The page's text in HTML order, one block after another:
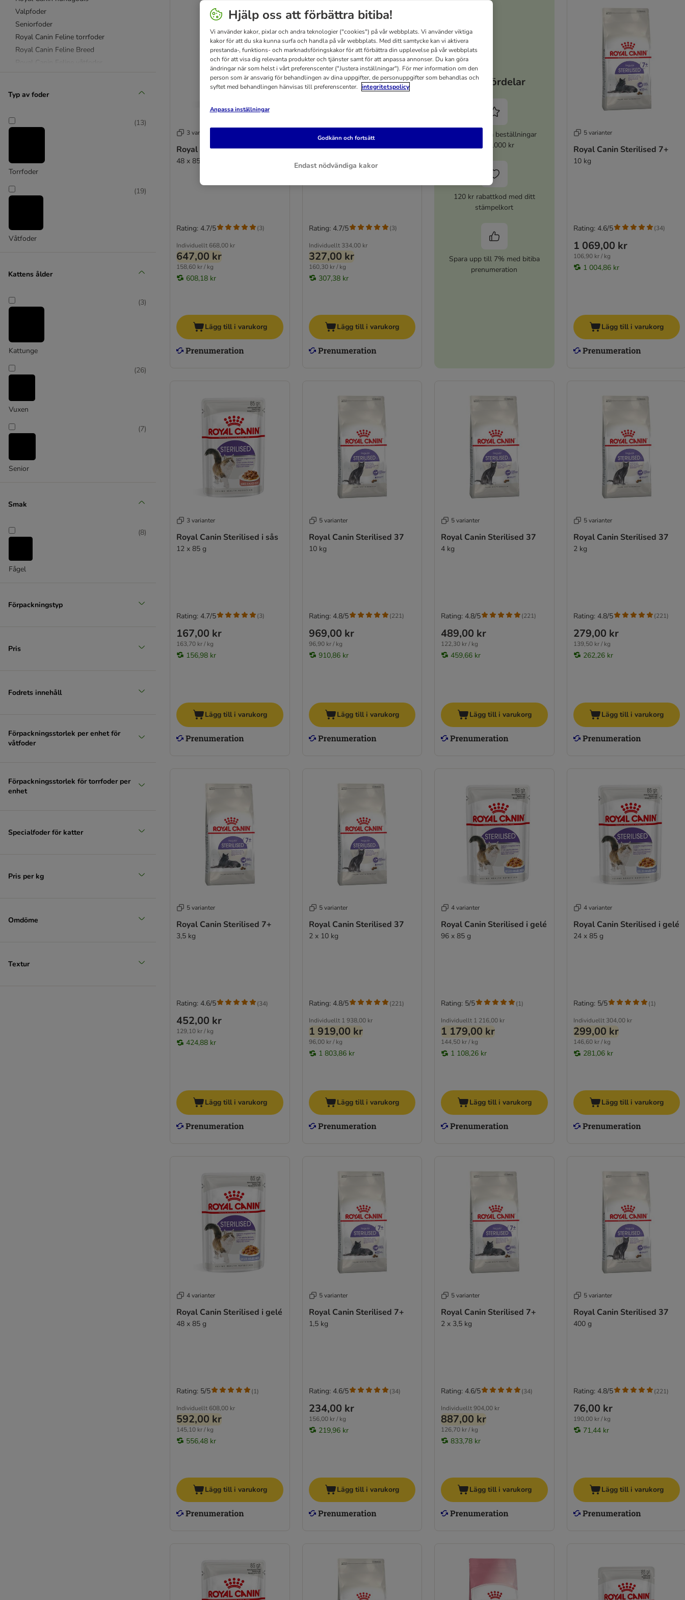
Valpfoder
Seniorfoder
Royal Canin Feline torrfoder
Royal Canin Feline Breed
Royal Canin Maine Coon
Senior
Typ av foder
Torrfoder
(13)
Våtfoder
(19)
Kattens ålder
Kattunge
(3)
Vuxen
(26)
Senior
(7)
Smak
Fågel
(8)
Förpackningstyp
Pris
Fodrets innehåll
Förpackningsstorlek per enhet för
våtfoder
Förpackningsstorlek för torrfoder per
enhet
Specialfoder för katter
Pris per kg
Omdöme
Textur
3 varianter
Royal Canin Sterilised i sås
48 x 85 g
Individuellt 668,00 kr
647,00 kr
158,60 kr / kg
608,18 kr
Rating: 4.7/5 (3)
Lägg till i varukorg
Royal Canin Sterilised i sås
24 x 85 g
Individuellt 334,00 kr
327,00 kr
160,30 kr / kg
307,38 kr
Rating: 4.7/5 (3)
Lägg till i varukorg
Dina fördelar
5% rabatt på beställningar
över 1000 kr
120 kr rabattkod med ditt
stämpelkort
Spara upp till 7% med bitiba
prenumeration
5 varianter
Royal Canin Sterilised 7+
10 kg
1 069,00 kr
106,90 kr / kg
1 004,86 kr
Rating: 4.6/5 (34)
Lägg till i varukorg
3 varianter
Royal Canin Sterilised i sås
12 x 85 g
167,00 kr
163,70 kr / kg
156,98 kr
Rating: 4.7/5 (3)
Lägg till i varukorg
5 varianter
Royal Canin Sterilised 37
10 kg
969,00 kr
96,90 kr / kg
910,86 kr
Rating: 4.8/5 (221)
Lägg till i varukorg
5 varianter
Royal Canin Sterilised 37
4 kg
489,00 kr
122,30 kr / kg
459,66 kr
Rating: 4.8/5 (221)
Lägg till i varukorg
5 varianter
Royal Canin Sterilised 37
2 kg
279,00 kr
139,50 kr / kg
262,26 kr
Rating: 4.8/5 (221)
Lägg till i varukorg
5 varianter
Royal Canin Sterilised 7+
3,5 kg
452,00 kr
129,10 kr / kg
424,88 kr
Rating: 4.6/5 (34)
Lägg till i varukorg
5 varianter
Royal Canin Sterilised 37
2 x 10 kg
Individuellt 1 938,00 kr
1 919,00 kr
96,00 kr / kg
1 803,86 kr
Rating: 4.8/5 (221)
Lägg till i varukorg
4 varianter
Royal Canin Sterilised i gelé
96 x 85 g
Individuellt 1 216,00 kr
1 179,00 kr
144,50 kr / kg
1 108,26 kr
Rating: 5/5 (1)
Lägg till i varukorg
4 varianter
Royal Canin Sterilised i gelé
24 x 85 g
Individuellt 304,00 kr
299,00 kr
146,60 kr / kg
281,06 kr
Rating: 5/5 (1)
Lägg till i varukorg
4 varianter
Royal Canin Sterilised i gelé
48 x 85 g
Individuellt 608,00 kr
592,00 kr
145,10 kr / kg
556,48 kr
Rating: 5/5 (1)
Lägg till i varukorg
5 varianter
Royal Canin Sterilised 7+
1,5 kg
234,00 kr
156,00 kr / kg
219,96 kr
Rating: 4.6/5 (34)
Lägg till i varukorg
5 varianter
Royal Canin Sterilised 7+
2 x 3,5 kg
Individuellt904,00 kr
887,00 kr
126,70 kr / kg
833,78 kr
Rating: 4.6/5 (34)
Lägg till i varukorg
5 varianter
Royal Canin Sterilised 37
400 g
76,00 kr
190,00 kr / kg
71,44 kr
Rating: 4.8/5 (221)
Lägg till i varukorg
Hjälp oss att förbättra bitiba!
Vi använder kakor, pixlar och andra teknologier ("cookies") på vår webbplats. Vi använder viktiga
kakor för att du ska kunna surfa och handla på vår webbplats. Med ditt samtycke kan vi aktivera
prestanda-, funktions- och marknadsföringskakor för att förbättra din upplevelse på vår webbplats
och för att visa dig relevanta produkter och tjänster samt för att anpassa annonser. Du kan göra
ändringar när som helst i vårt preferenscenter ("Justera inställningar"). För mer information om den
person som är ansvarig för behandlingen av dina uppgifter, de personuppgifter som behandlas och
syftet med behandlingen hänvisas till preferenscenter. integritetspolicy
Anpassa inställningar
Endast nödvändiga kakor
Godkänn och fortsätt